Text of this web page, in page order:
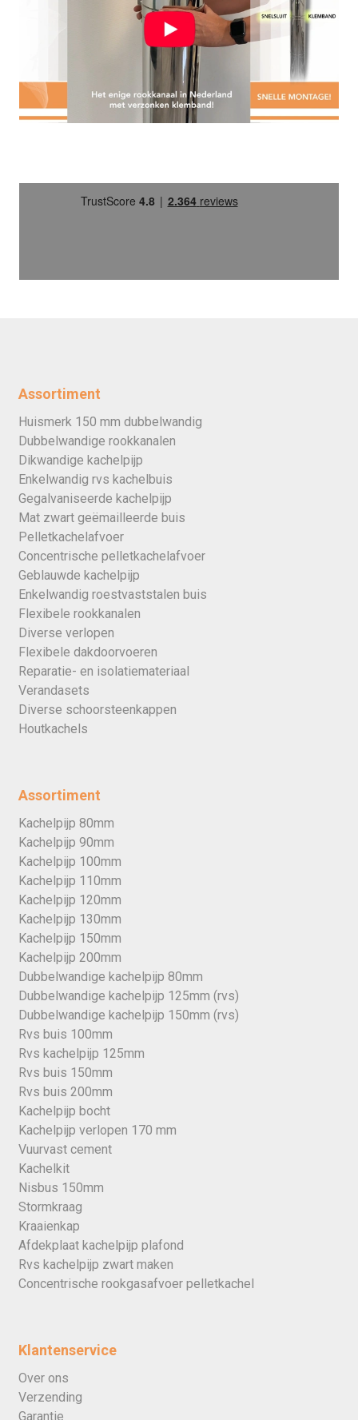
Assortiment
Huismerk 150 mm dubbelwandig
Dubbelwandige rookkanalen
Dikwandige kachelpijp
Enkelwandig rvs kachelbuis
Gegalvaniseerde kachelpijp
Mat zwart geëmailleerde buis
Pelletkachelafvoer
Concentrische pelletkachelafvoer
Geblauwde kachelpijp
Enkelwandig roestvaststalen buis
Flexibele rookkanalen
Diverse verlopen
Flexibele dakdoorvoeren
Reparatie- en isolatiemateriaal
Verandasets
Diverse schoorsteenkappen
Houtkachels
Assortiment
Kachelpijp 80mm
Kachelpijp 90mm
Kachelpijp 100mm
Kachelpijp 110mm
Kachelpijp 120mm
Kachelpijp 130mm
Kachelpijp 150mm
Kachelpijp 200mm
Dubbelwandige kachelpijp 80mm
Dubbelwandige kachelpijp 125mm (rvs)
Dubbelwandige kachelpijp 150mm (rvs)
Rvs buis 100mm
Rvs kachelpijp 125mm
Rvs buis 150mm
Rvs buis 200mm
Kachelpijp bocht
Kachelpijp verlopen 170 mm
Vuurvast cement
Kachelkit
Nisbus 150mm
Stormkraag
Kraaienkap
Afdekplaat kachelpijp plafond
Rvs kachelpijp zwart maken
Concentrische rookgasafvoer pelletkachel
Klantenservice
Over ons
Verzending
Garantie